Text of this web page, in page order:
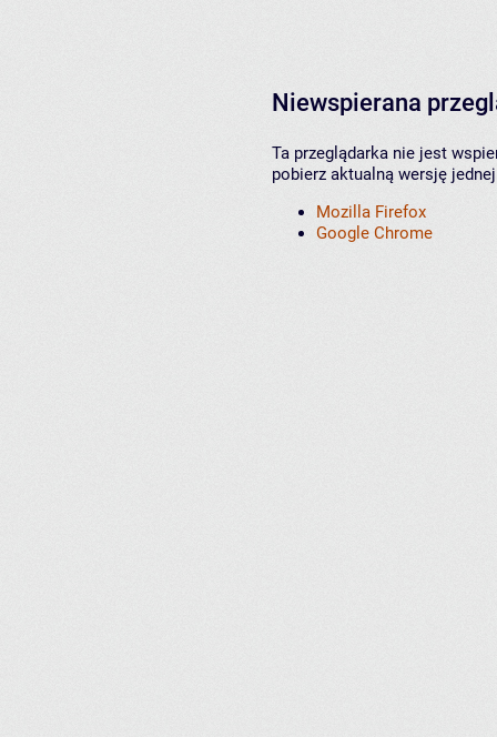
Niewspierana
Ta przeglądarka nie jest
pobierz aktualną wersję
Mozilla Firefox
Google Chrome